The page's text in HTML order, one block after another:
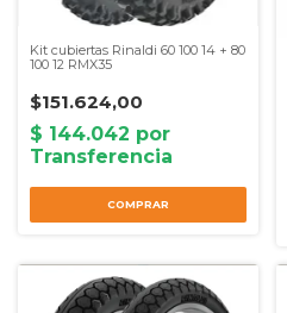
Kit cubiertas Rinaldi 60 100 14 + 80
100 12 RMX35
$151.624,00
COMPRAR